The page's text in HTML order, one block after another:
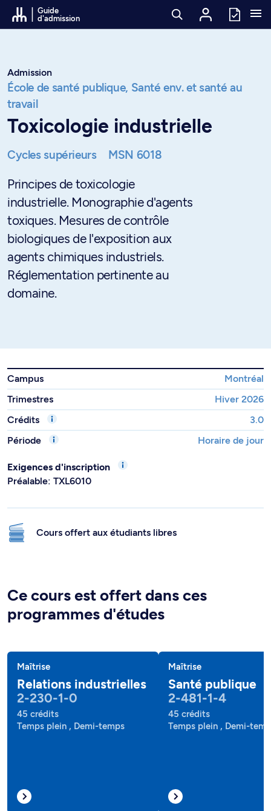
Passer au contenu
Guide
d'admission
Admission
École de santé publique, Santé env. et santé au
travail
Toxicologie industrielle
Cycles supérieurs MSN 6018
Principes de toxicologie
industrielle. Monographie d'agents
toxiques. Mesures de contrôle
biologiques de l'exposition aux
agents chimiques industriels.
Réglementation pertinente au
domaine.
Campus
Montréal
Trimestres
Hiver 2026
Crédits
3.0
Période
Horaire de jour
Exigences d'inscription
Préalable: TXL6010
Cours offert aux étudiants libres
Ce cours est offert dans ces
programmes d'études
Maîtrise
Relations industrielles
2-230-1-0
45 crédits
Temps plein , Demi-temps
Maîtrise
Santé publique
2-481-1-4
45 crédits
Temps plein , Demi-